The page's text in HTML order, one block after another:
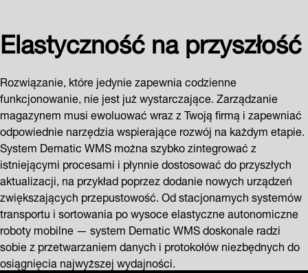
Elastyczność na przyszłość
Rozwiązanie, które jedynie zapewnia codzienne
funkcjonowanie, nie jest już wystarczające. Zarządzanie
magazynem musi ewoluować wraz z Twoją firmą i zapewniać
odpowiednie narzędzia wspierające rozwój na każdym etapie.
System Dematic WMS można szybko zintegrować z
istniejącymi procesami i płynnie dostosować do przyszłych
aktualizacji, na przykład poprzez dodanie nowych urządzeń
zwiększających przepustowość. Od stacjonarnych systemów
transportu i sortowania po wysoce elastyczne autonomiczne
roboty mobilne — system Dematic WMS doskonale radzi
sobie z przetwarzaniem danych i protokołów niezbędnych do
osiągnięcia najwyższej wydajności.